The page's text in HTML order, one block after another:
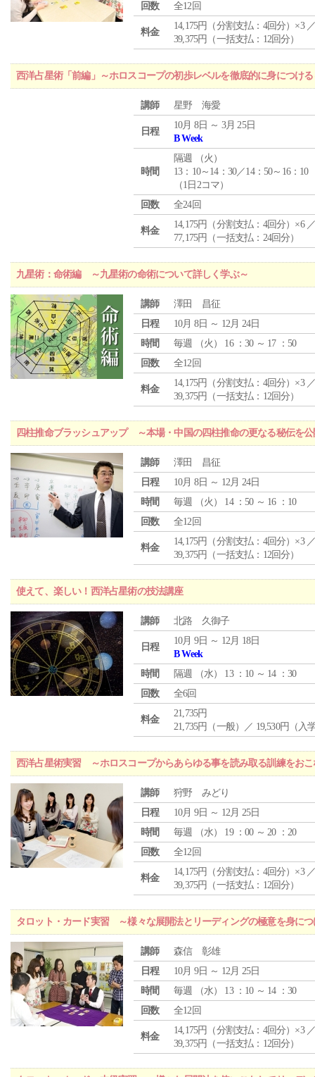
回数
全12回
料金
14,175円（分割支払：4回分）×3
39,375円（一括支払：12回分）
西洋占星術「前編」～ホロスコープの初歩レベルを徹底的に身につける
講師 星野 海愛
日程
10月 8日 ～ 3月 25日
B Week
時間
隔週 （火 ）
13：10～14：30／14：50～16：10
（1日2コマ）
回数
全24回
料金
14,175円（分割支払：4回分）×6
77,175円（一括支払：24回分）
九星術：命術編 ～九星術の命術について詳しく学ぶ～
講師
澤田 昌征
日程
10月 8日 ～ 12月 24日
時間
毎週 （火 ） 16 ：30 ～ 17 ：50
回数
全12回
料金
14,175円（分割支払：4回分）×3
39,375円（一括支払：12回分）
四柱推命ブラッシュアップ ～本場・中国の四柱推命の更なる秘伝を
講師
澤田 昌征
日程
10月 8日 ～ 12月 24日
時間
毎週 （火 ） 14 ：50 ～ 16 ：10
回数
全12回
料金
14,175円（分割支払：4回分）×3
39,375円（一括支払：12回分）
使えて、楽しい！西洋占星術の技法講座
講師 北路 久御子
日程
10月 9日 ～ 12月 18日
B Week
時間
隔週 （水） 13 ：10 ～ 14 ：30
回数
全6回
料金
21,735円
21,735円（一般）／ 19,530円（入
西洋占星術実習 ～ホロスコープからあらゆる事を読み取る訓練をおこ
講師
狩野 みどり
日程
10月 9日 ～ 12月 25日
時間
毎週 （水） 19 ：00 ～ 20 ：20
回数
全12回
料金
14,175円（分割支払：4回分）×3
39,375円（一括支払：12回分）
タロット・カード実習 ～様々な展開法とリーディングの極意を身につ
講師
森信 彰雄
日程
10月 9日 ～ 12月 25日
時間
毎週 （水） 13 ：10 ～ 14 ：30
回数
全12回
料金
14,175円（分割支払：4回分）×3
39,375円（一括支払：12回分）